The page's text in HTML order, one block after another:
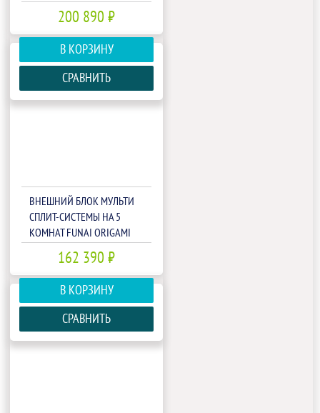
FREE MATCH RAM-I-
5KG120HP.01/U
200 890 ₽
В КОРЗИНУ
СРАВНИТЬ
ВНЕШНИЙ БЛОК МУЛЬТИ
СПЛИТ-СИСТЕМЫ НА 5
КОМНАТ FUNAI ORIGAMI
KODO FREE MATCH RAM-I-
5OK120HP.01/U
162 390 ₽
В КОРЗИНУ
СРАВНИТЬ